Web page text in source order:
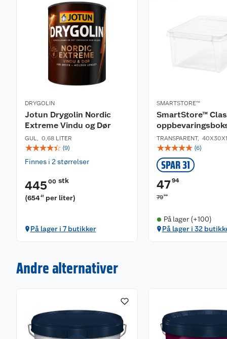
DRYGOLIN
Jotun Drygolin Nordic
Extreme Vindu og Dør
GUL, 0,68 LITER
☆☆☆☆☆ (9)
Finnes i 2 størrelser
445 00 stk
(654 41 per liter)
På lager i 7 butikker
SMARTSTORE™
SmartStore™
TRANSPARENT,
☆☆☆☆☆ (6)
SPAR 31
4794
7990
På lager (+100)
På lager i 32
Andre alternativer